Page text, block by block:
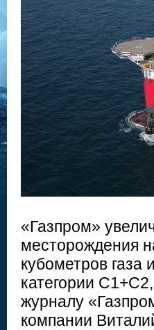
«Газпром»
месторождения
кубометров газа
категории
журналу
компании